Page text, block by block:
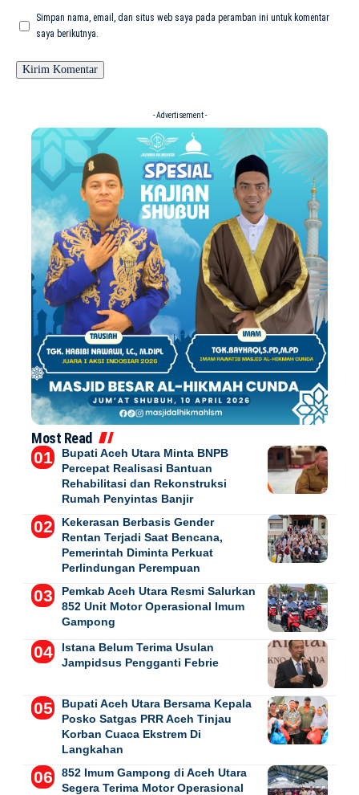
Simpan nama, email, dan situs web saya pada peramban ini untuk komentar
saya berikutnya.
- Advertisement -
Most Read
Bupati Aceh Utara Minta BNPB
Percepat Realisasi Bantuan
Rehabilitasi dan Rekonstruksi
Rumah Penyintas Banjir
Kekerasan Berbasis Gender
Rentan Terjadi Saat Bencana,
Pemerintah Diminta Perkuat
Perlindungan Perempuan
Pemkab Aceh Utara Resmi Salurkan
852 Unit Motor Operasional Imum
Gampong
Istana Belum Terima Usulan
Jampidsus Pengganti Febrie
Bupati Aceh Utara Bersama Kepala
Posko Satgas PRR Aceh Tinjau
Korban Cuaca Ekstrem Di
Langkahan
852 Imum Gampong di Aceh Utara
Segera Terima Motor Operasional